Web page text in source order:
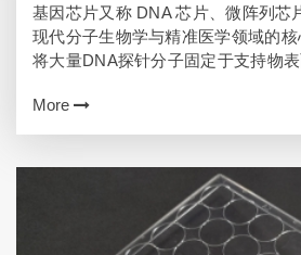
基因芯片又称 DNA 芯片、微阵列芯
现代分子生物学与精准医学领域的
将大量DNA探针分子固定于支持物
术工具。 基因芯片工作原理 ​…
More